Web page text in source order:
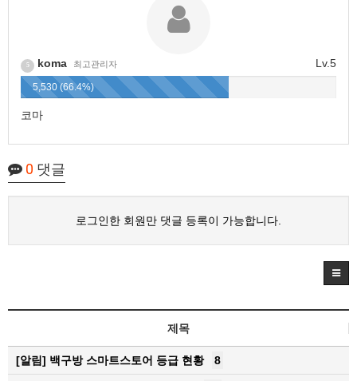
Lv.5
5 koma 최고관리자
5,530 (66.4%)
코마
0 댓글
로그인한 회원만 댓글 등록이 가능합니다.
제목
[알림] 백구방 스마트스토어 등급 현황 8